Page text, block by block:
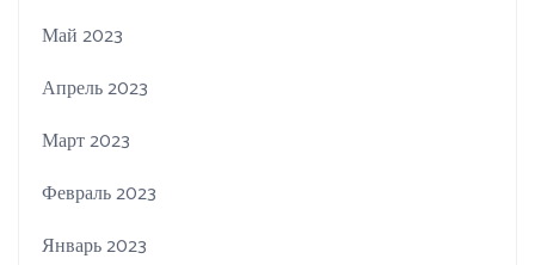
Май 2023
Апрель 2023
Март 2023
Февраль 2023
Январь 2023